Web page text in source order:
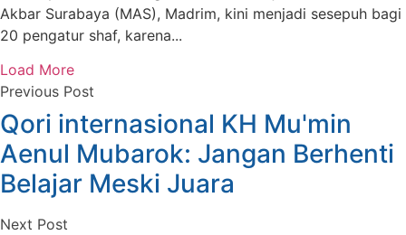
Akbar Surabaya (MAS), Madrim, kini menjadi sesepuh bagi
20 pengatur shaf, karena...
Load More
Previous Post
Qori internasional KH Mu'min
Aenul Mubarok: Jangan Berhenti
Belajar Meski Juara
Next Post